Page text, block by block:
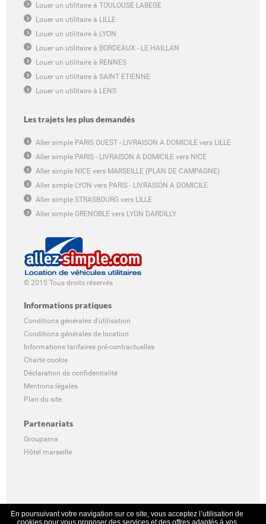
Louer un utilitaire à TOULOUSE LABEGE
Louer un utilitaire à LILLE
Louer un utilitaire à LYON
Louer un utilitaire à BORDEAUX - LE HAILLAN
Louer un utilitaire à RENNES
Louer un utilitaire à SAINT ETIENNE
Louer un utilitaire à LENS
Les trajets les plus demandés
Aller simple PARIS OUEST - LIVRAISON A DOMICILE vers LILLE
Aller simple PARIS - LIVRAISON A DOMICILE vers NICE
Aller simple NICE vers MARSEILLE (PLAN DE CAMPAGNE)
Aller simple LYON vers PARIS - LIVRAISON A DOMICILE
Aller simple STRASBOURG vers LILLE
Aller simple GRENOBLE vers LYON DARDILLY
© 2015 Tous droits réservés
Informations pratiques
Conditions générales d'utilisation
Conditions générales de location
Informations tarifaires pré-contractuelles
Charte cookie
Déclaration de confidentialité
Mentions légales
Plan du site
Partenariats
Groupama
Hôtel marseille
En poursuivant votre navigation sur ce site, vous acceptez l’utilisation de
cookies pour vous proposer des services et des offres adaptés à vos